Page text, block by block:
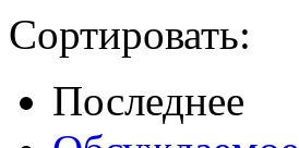
Сортировать:
Последнее